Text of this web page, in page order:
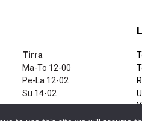
Tirra
Ma-To 12-00
Pe-La 12-02
Su 14-02